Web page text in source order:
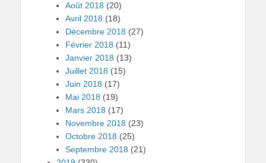
Août 2018 (20)
Avril 2018 (18)
Décembre 2018 (27)
Février 2018 (11)
Janvier 2018 (13)
Juillet 2018 (15)
Juin 2018 (17)
Mai 2018 (19)
Mars 2018 (17)
Novembre 2018 (23)
Octobre 2018 (25)
Septembre 2018 (21)